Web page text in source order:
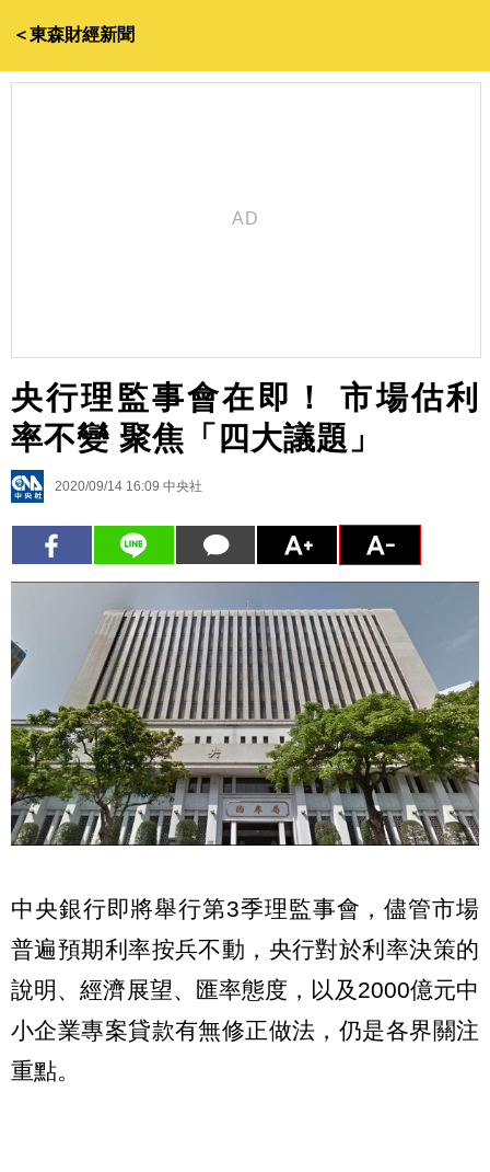
＜東森財經新聞
央行理監事會在即！ 市場估利
率不變 聚焦「四大議題」
2020/09/14 16:09 中央社
中央銀行即將舉行第3季理監事會，儘管市場
普遍預期利率按兵不動，央行對於利率決策的
說明、經濟展望、匯率態度，以及2000億元中
小企業專案貸款有無修正做法，仍是各界關注
重點。